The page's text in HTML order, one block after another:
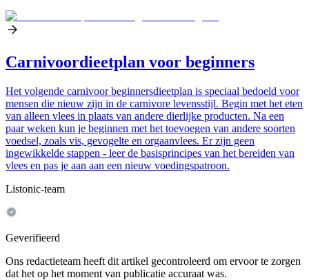
Carnivoordieetplan voor beginners
Het volgende carnivoor beginnersdieetplan is speciaal bedoeld voor
mensen die nieuw zijn in de carnivore levensstijl. Begin met het eten
van alleen vlees in plaats van andere dierlijke producten. Na een
paar weken kun je beginnen met het toevoegen van andere soorten
voedsel, zoals vis, gevogelte en orgaanvlees. Er zijn geen
ingewikkelde stappen - leer de basisprincipes van het bereiden van
vlees en pas je aan aan een nieuw voedingspatroon.
Listonic-team
Geverifieerd
Ons redactieteam heeft dit artikel gecontroleerd om ervoor te zorgen
dat het op het moment van publicatie accuraat was.